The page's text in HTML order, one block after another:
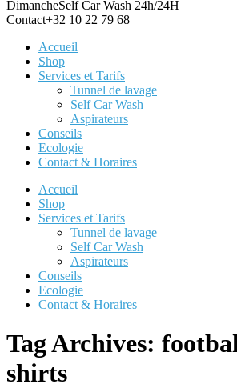
DimancheSelf Car Wash 24h/24H
Contact+32 10 22 79 68
Accueil
Shop
Services et Tarifs
Tunnel de lavage
Self Car Wash
Aspirateurs
Conseils
Ecologie
Contact & Horaires
Accueil
Shop
Services et Tarifs
Tunnel de lavage
Self Car Wash
Aspirateurs
Conseils
Ecologie
Contact & Horaires
Tag Archives:
shirts